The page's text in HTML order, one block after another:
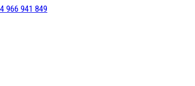
966 941 849